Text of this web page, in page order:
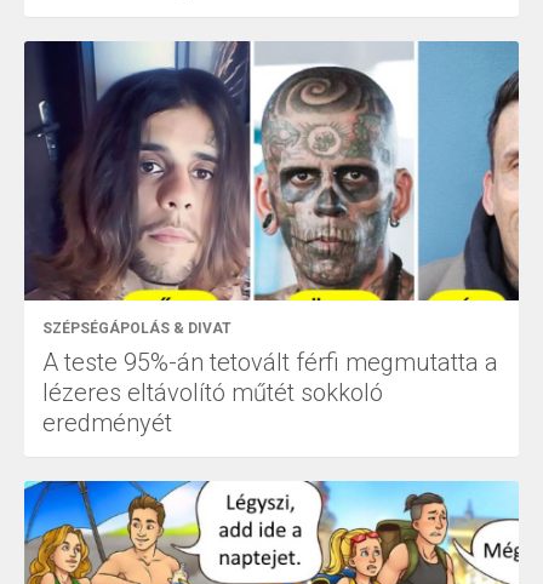
SZÉPSÉGÁPOLÁS & DIVAT
A teste 95%-án tetovált férfi megmutatta a
lézeres eltávolító műtét sokkoló
eredményét